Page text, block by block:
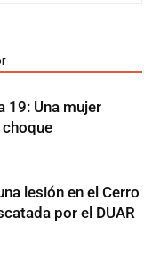
19: Una mujer
lesión en el Cerro
por el DUAR